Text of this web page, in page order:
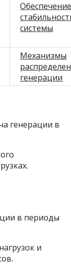
системы
Механизмы
генерации
генерации в
в периоды
и